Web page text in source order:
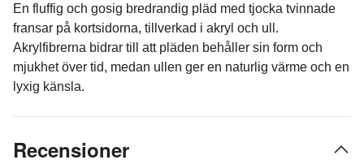
En fluffig och gosig bredrandig pläd med tjocka tvinnade
fransar på kortsidorna, tillverkad i akryl och ull.
Akrylfibrerna bidrar till att pläden behåller sin form och
mjukhet över tid, medan ullen ger en naturlig värme och en
lyxig känsla.
Recensioner